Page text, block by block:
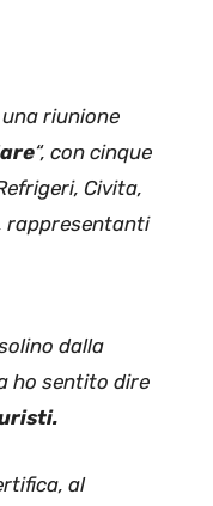
riunione
“, con cinque
Civita,
rappresentanti
dalla
ho sentito dire
al